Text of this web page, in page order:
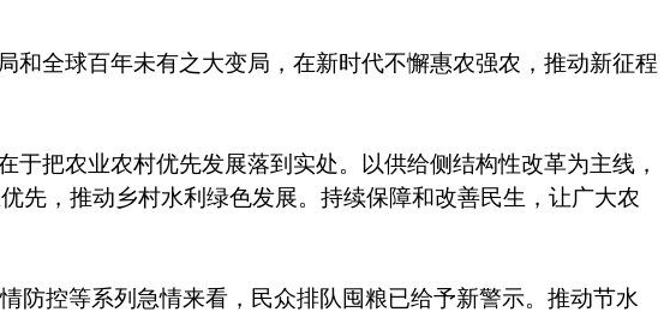
和全球百年未有之大变局，在新时代不懈惠农强农，推动新征程
把农业农村优先发展落到实处。以供给侧结构性改革为主线，
先，推动乡村水利绿色发展。持续保障和改善民生，让广大农
防控等系列急情来看，民众排队囤粮已给予新警示。推动节水